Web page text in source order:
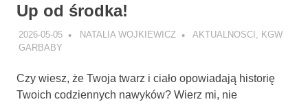
Up od środka!
2026-05-05 NATALIA WOJKIEWICZ AKTUALNOSCI
KGW
GARBABY
Czy wiesz, że Twoja twarz i ciało opowiadają historię
Twoich codziennych nawyków? Wierz mi, nie